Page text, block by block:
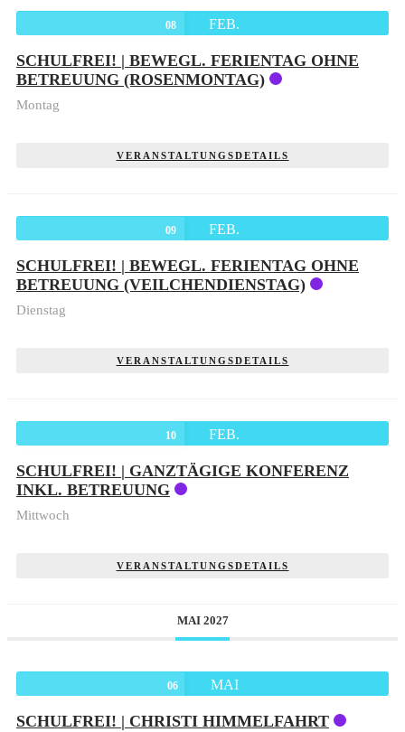
08 FEB.
SCHULFREI! | BEWEGL. FERIENTAG OHNE
BETREUUNG (ROSENMONTAG)
Montag
VERANSTALTUNGSDETAILS
09 FEB.
SCHULFREI! | BEWEGL. FERIENTAG OHNE
BETREUUNG (VEILCHENDIENSTAG)
Dienstag
VERANSTALTUNGSDETAILS
10 FEB.
SCHULFREI! | GANZTÄGIGE KONFERENZ
INKL. BETREUUNG
Mittwoch
VERANSTALTUNGSDETAILS
MAI 2027
06 MAI
SCHULFREI! | CHRISTI HIMMELFAHRT